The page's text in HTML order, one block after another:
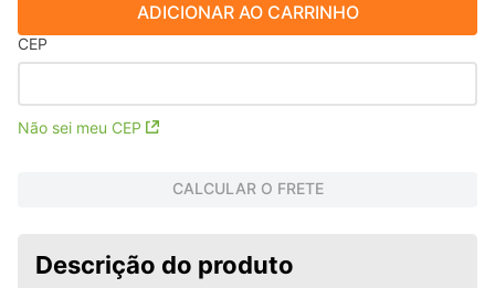
ADICIONAR AO CARRINHO
CEP
Não sei meu CEP
CALCULAR O FRETE
Descrição do produto